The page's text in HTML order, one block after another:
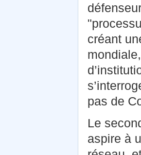
créant
pas de
Le
aspire à